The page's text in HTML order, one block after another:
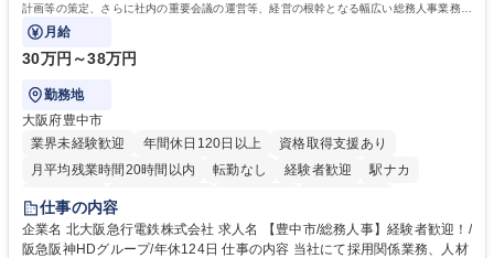
計画等の策定、さらに社内の重要会議の運営等、経営の根幹となる幅広い総務人事業務全
般を担当していただきます。
月給
30万円～38万円
勤務地
大阪府豊中市
業界未経験歓迎
年間休日120日以上
資格取得支援あり
月平均残業時間20時間以内
転勤なし 経験者歓迎
駅ナカ
退職金あり
土日祝休み
服装自由 昼食補助あり 食事補助あり
仕事の内容
企業名 北大阪急行電鉄株式会社 求人名 【豊中市/総務人事】経験者歓迎！/
阪急阪神HDグループ/年休124日 仕事の内容 当社にて採用関係業務、人材